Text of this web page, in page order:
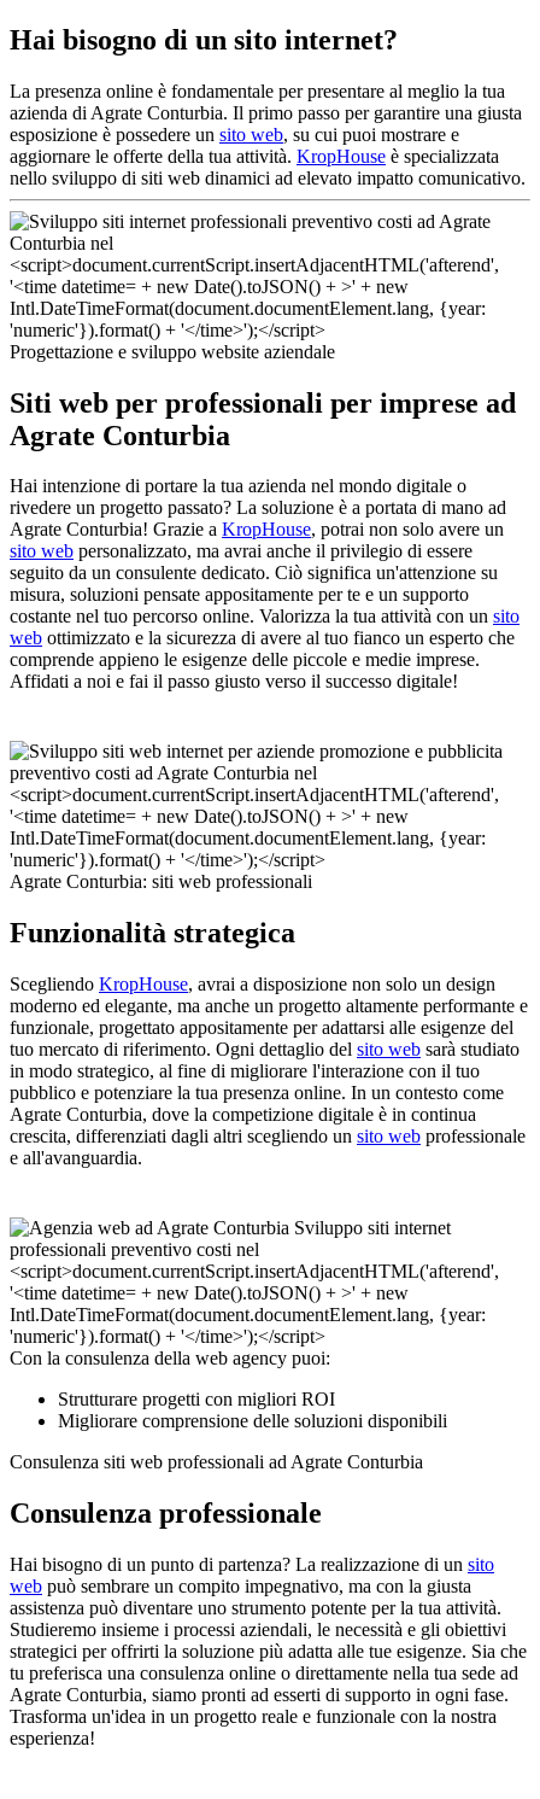
Hai bisogno di un sito internet?
La presenza online è fondamentale per presentare al meglio la tua
azienda di Agrate Conturbia. Il primo passo per garantire una giusta
esposizione è possedere un sito web, su cui puoi mostrare e
aggiornare le offerte della tua attività. KropHouse è specializzata
nello sviluppo di siti web dinamici ad elevato impatto comunicativo.
Progettazione e sviluppo website aziendale
Siti web per professionali per imprese ad
Agrate Conturbia
Hai intenzione di portare la tua azienda nel mondo digitale o
rivedere un progetto passato? La soluzione è a portata di mano ad
Agrate Conturbia! Grazie a KropHouse, potrai non solo avere un
sito web personalizzato, ma avrai anche il privilegio di essere
seguito da un consulente dedicato. Ciò significa un'attenzione su
misura, soluzioni pensate appositamente per te e un supporto
costante nel tuo percorso online. Valorizza la tua attività con un sito
web ottimizzato e la sicurezza di avere al tuo fianco un esperto che
comprende appieno le esigenze delle piccole e medie imprese.
Affidati a noi e fai il passo giusto verso il successo digitale!
Agrate Conturbia: siti web professionali
Funzionalità strategica
Scegliendo KropHouse, avrai a disposizione non solo un design
moderno ed elegante, ma anche un progetto altamente performante e
funzionale, progettato appositamente per adattarsi alle esigenze del
tuo mercato di riferimento. Ogni dettaglio del sito web sarà studiato
in modo strategico, al fine di migliorare l'interazione con il tuo
pubblico e potenziare la tua presenza online. In un contesto come
Agrate Conturbia, dove la competizione digitale è in continua
crescita, differenziati dagli altri scegliendo un sito web professionale
e all'avanguardia.
Con la consulenza della web agency puoi:
Strutturare progetti con migliori ROI
Migliorare comprensione delle soluzioni disponibili
Consulenza siti web professionali ad Agrate Conturbia
Consulenza professionale
Hai bisogno di un punto di partenza? La realizzazione di un sito
web può sembrare un compito impegnativo, ma con la giusta
assistenza può diventare uno strumento potente per la tua attività.
Studieremo insieme i processi aziendali, le necessità e gli obiettivi
strategici per offrirti la soluzione più adatta alle tue esigenze. Sia che
tu preferisca una consulenza online o direttamente nella tua sede ad
Agrate Conturbia, siamo pronti ad esserti di supporto in ogni fase.
Trasforma un'idea in un progetto reale e funzionale con la nostra
esperienza!